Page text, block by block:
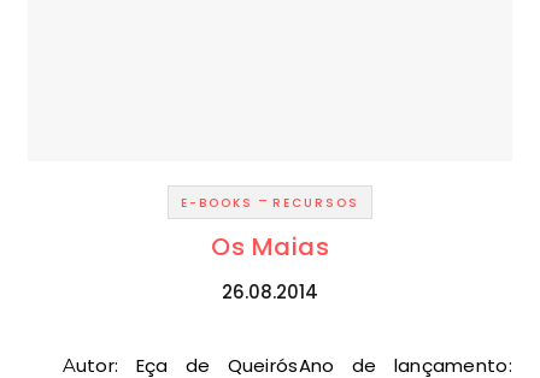
E-BOOKS - RECURSOS
Os Maias
26.08.2014
Autor: Eça de QueirósAno de lançamento: